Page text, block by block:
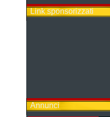
Link sponsorizzati
Annunci